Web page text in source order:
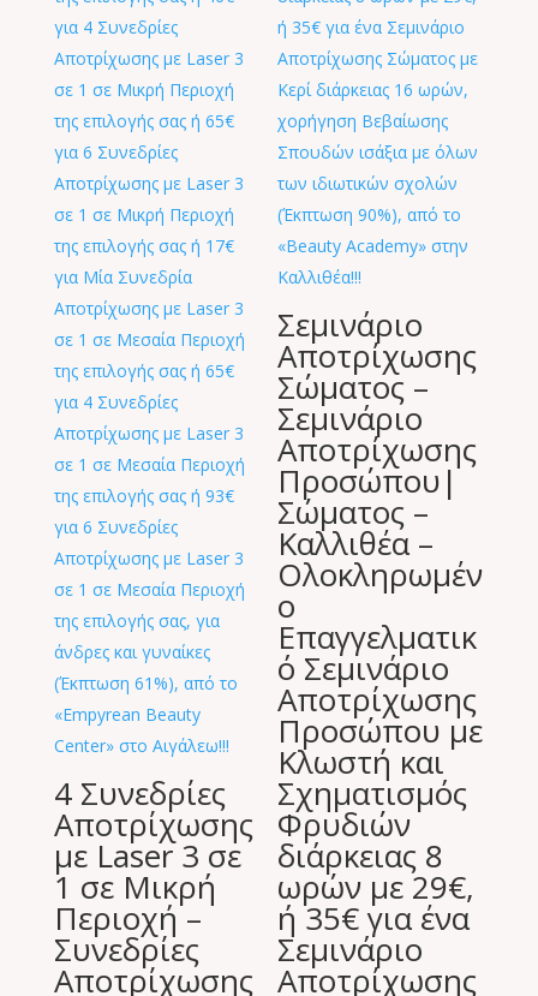
4 Συνεδρίες
Αποτρίχωσης
με Laser 3 σε
1 σε Μικρή
Περιοχή –
Συνεδρίες
Αποτρίχωσης
Σεμινάριο
Αποτρίχωσης
Σώματος –
Σεμινάριο
Αποτρίχωσης
Προσώπου|
Σώματος –
Καλλιθέα –
Ολοκληρωμέν
ο
Επαγγελματικ
ό Σεμινάριο
Αποτρίχωσης
Προσώπου με
Κλωστή και
Σχηματισμός
Φρυδιών
διάρκειας 8
ωρών με 29€,
ή 35€ για ένα
Σεμινάριο
Αποτρίχωσης